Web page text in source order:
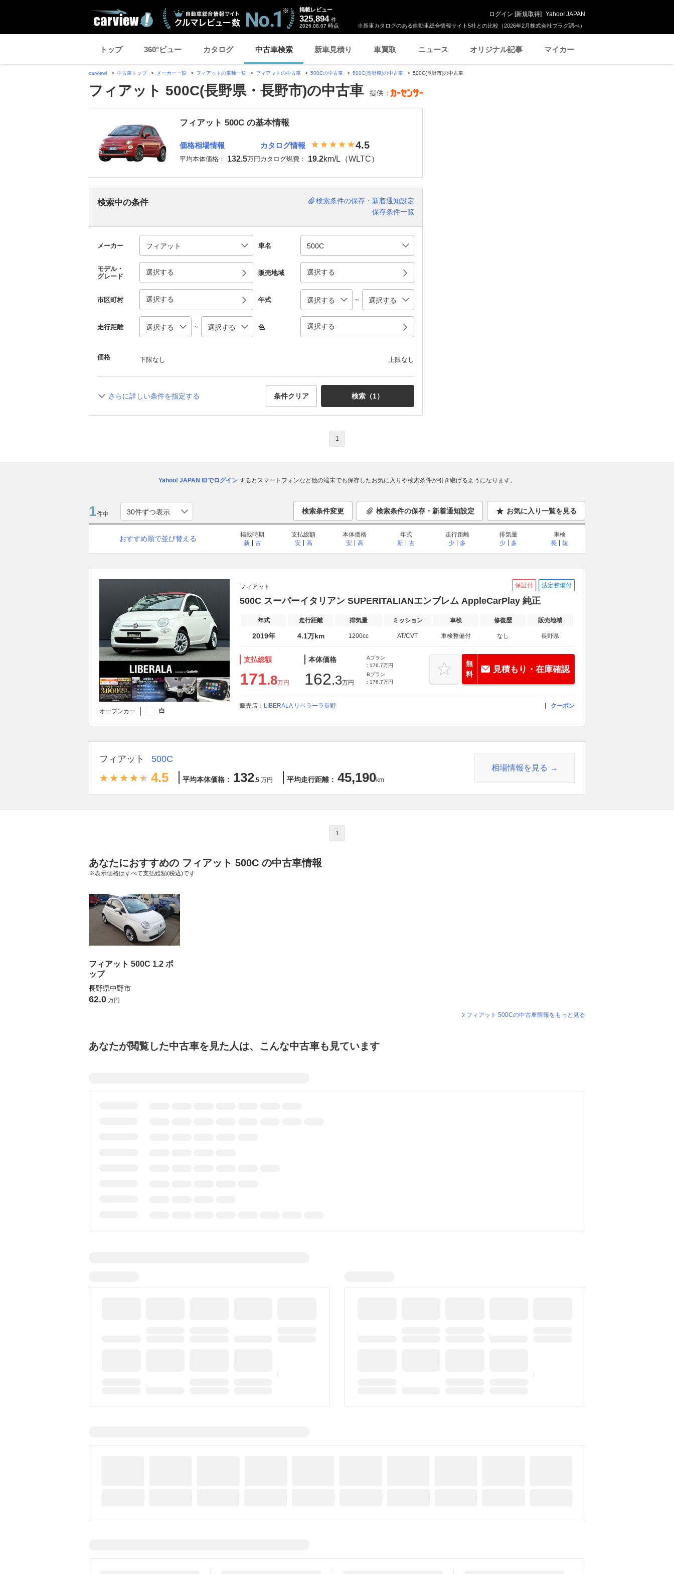
※新車カタログのある自動車総合情報サイト5社との比較（2026年2月株式会社プラグ調べ）
掲載レビュー
325,894 件
2026.08.07 時点
ログイン [新規取得] Yahoo! JAPAN
トップ 360°ビュー カタログ 中古車検索 新車見積り 車買取 ニュース オリジナル記事 マイカー
carview! 中古車トップ メーカー一覧 フィアットの車種一覧 フィアットの中古車 500Cの中古車 500C(長野県)の中古車 500C(長野市)の中古車
フィアット 500C(長野県・長野市)の中古車 提供：
フィアット 500C の基本情報
価格相場情報
平均本体価格： 132.5万円
カタログ情報 4.5
カタログ燃費： 19.2km/L（WLTC）
検索中の条件
検索条件の保存・新着通知設定
保存条件一覧
メーカー 車名
モデル・
グレード
選択する 販売地域 選択する
市区町村 選択する 年式 ～
走行距離 ～ 色 選択する
価格 下限なし 上限なし
さらに詳しい条件を指定する 条件クリア 検索（1）
1
Yahoo! JAPAN IDでログインするとスマートフォンなど他の端末でも保存したお気に入りや検索条件が引き継げるようになります。
1件中 検索条件変更 検索条件の保存・新着通知設定 お気に入り一覧を見る
おすすめ順で並び替える
掲載時期
新
古
支払総額
安
高
本体価格
安
高
年式
新
古
走行距離
少
多
排気量
少
多
車検
長
短
オープンカー 白
フィアット 保証付 法定整備付
500C スーパーイタリアン SUPERITALIANエンブレム AppleCarPlay 純正
年式 走行距離 排気量 ミッション 車検 修復歴 販売地域
2019年 4.1万km 1200cc AT/CVT 車検整備付 なし 長野県
支払総額
171.8万円
本体価格
162.3万円
Aプラン
: 176.7万円
Bプラン
: 176.7万円
無
料
見積もり・在庫確認
販売店： LIBERALA リベラーラ長野 クーポン
フィアット 500C
4.5 平均本体価格： 132.5 万円 平均走行距離： 45,190km
相場情報を見る
1
あなたにおすすめの フィアット 500C の中古車情報
※表示価格はすべて支払総額(税込)です
フィアット 500C 1.2 ポ
ップ
長野県中野市
62.0 万円
フィアット 500Cの中古車情報をもっと見る
あなたが閲覧した中古車を見た人は、こんな中古車も見ています